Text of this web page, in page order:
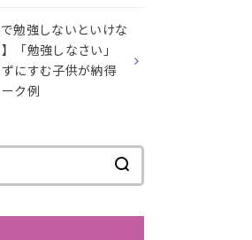
で勉強しないといけな
「勉強しなさい」
ずにすむ子供が納得
ク例